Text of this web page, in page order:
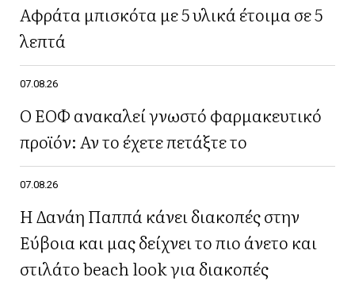
Αφράτα μπισκότα με 5 υλικά έτοιμα σε 5
λεπτά
07.08.26
Ο ΕΟΦ ανακαλεί γνωστό φαρμακευτικό
προϊόν: Αν το έχετε πετάξτε το
07.08.26
Η Δανάη Παππά κάνει διακοπές στην
Εύβοια και μας δείχνει το πιο άνετο και
στιλάτο beach look για διακοπές